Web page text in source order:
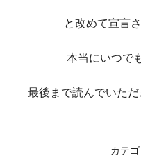
と改めて宣言
本当にいつで
最後まで読んでいただ
カテゴ